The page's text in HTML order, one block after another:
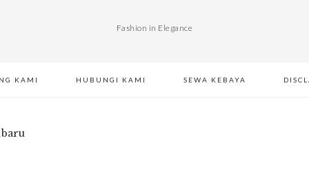
Fashion in Elegance
KAMI HUBUNGI KAMI SEWA KEBAYA